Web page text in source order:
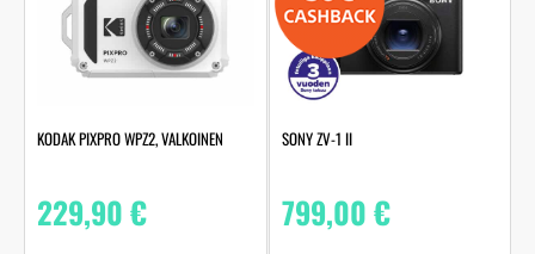
KODAK PIXPRO WPZ2, VALKOINEN
229,90€
SONY ZV-1 II
799,00€